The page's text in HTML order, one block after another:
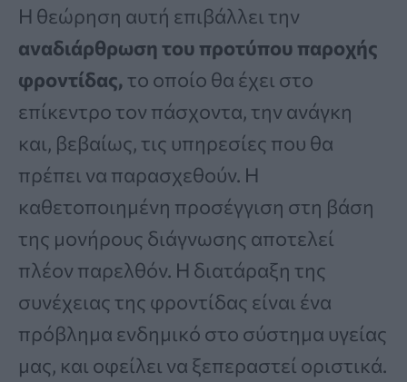
Η θεώρηση αυτή επιβάλλει την
αναδιάρθρωση του προτύπου παροχής
φροντίδας, το οποίο θα έχει στο
επίκεντρο τον πάσχοντα, την ανάγκη
και, βεβαίως, τις υπηρεσίες που θα
πρέπει να παρασχεθούν. Η
καθετοποιημένη προσέγγιση στη βάση
της μονήρους διάγνωσης αποτελεί
πλέον παρελθόν. Η διατάραξη της
συνέχειας της φροντίδας είναι ένα
πρόβλημα ενδημικό στο σύστημα υγείας
μας, και οφείλει να ξεπεραστεί οριστικά.